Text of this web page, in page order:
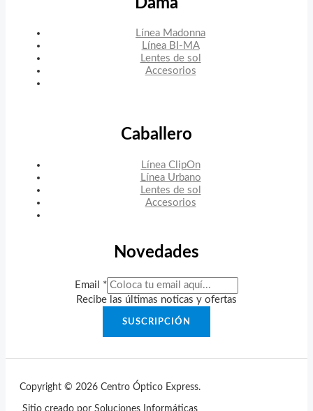
Línea Madonna
Línea BI-MA
Lentes de sol
Accesorios
Caballero
Línea ClipOn
Línea Urbano
Lentes de sol
Accesorios
Novedades
Email *
Recibe las últimas noticas y ofertas
SUSCRIPCIÓN
Copyright © 2026 Centro Óptico Express.
Sitio creado por Soluciones Informáticas